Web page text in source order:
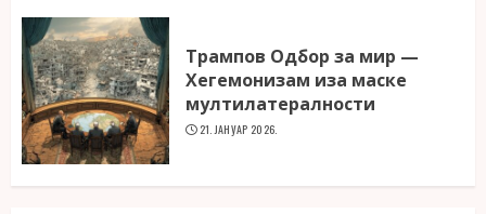
Трампов Одбор за мир —
Хегемонизам иза маске
мултилатералности
21. ЈАНУАР 2026.